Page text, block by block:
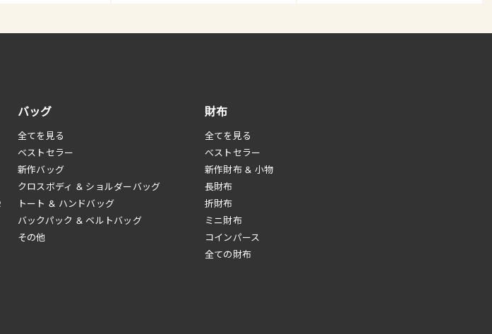
財布
全てを見る
べストセラー
新作財布 & 小物
長財布
折財布
ミニ財布
コインパース
全ての財布
バッグ
全てを見る
ベストセラー
新作バッグ
クロスボディ & ショルダーバッグ
トート & ハンドバッグ
バックパック & ベルトバッグ
その他